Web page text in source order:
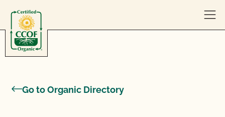
Go to Organic Directory